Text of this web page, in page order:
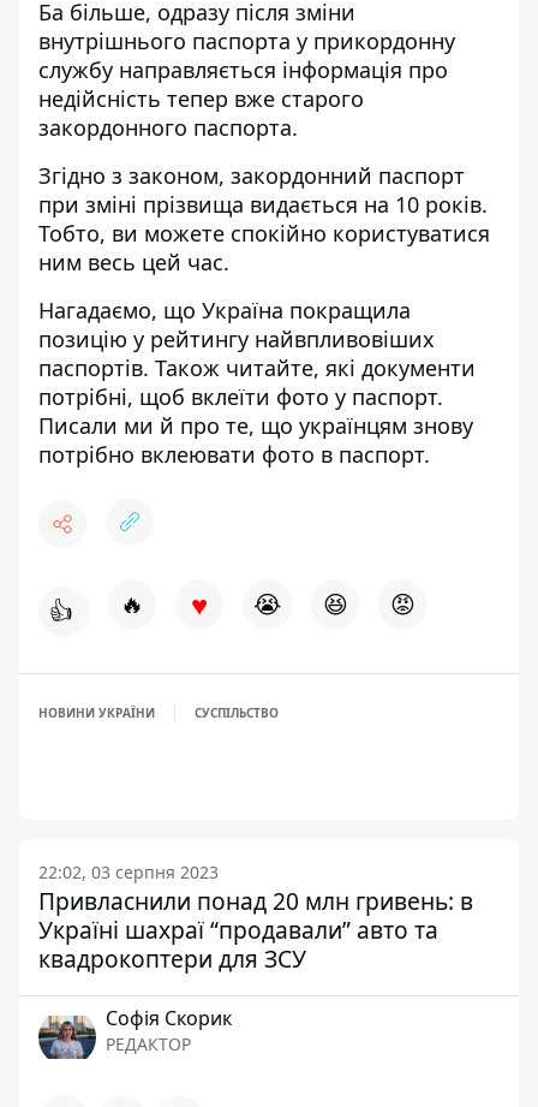
Ба більше, одразу після зміни
внутрішнього паспорта у прикордонну
службу направляється інформація про
недійсність тепер вже старого
закордонного паспорта.
Згідно з законом, закордонний паспорт
при зміні прізвища видається на 10 років.
Тобто, ви можете спокійно користуватися
ним весь цей час.
Нагадаємо, що Україна покращила
позицію у рейтингу найвпливовіших
паспортів. Також читайте, які документи
потрібні, щоб вклеїти фото у паспорт.
Писали ми й про те, що українцям знову
потрібно вклеювати фото в паспорт.
👍 🔥 ♥ 😭 😆 😡
НОВИНИ УКРАЇНИ СУСПІЛЬСТВО
22:02, 03 серпня 2023
Привласнили понад 20 млн гривень: в
Україні шахраї “продавали” авто та
квадрокоптери для ЗСУ
Софія Скорик
РЕДАКТОР